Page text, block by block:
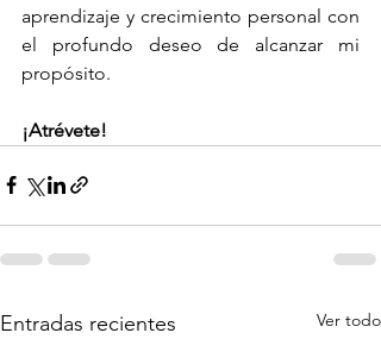
aprendizaje y crecimiento personal con
el profundo deseo de alcanzar mi
propósito.
¡Atrévete!
Entradas recientes Ver todo